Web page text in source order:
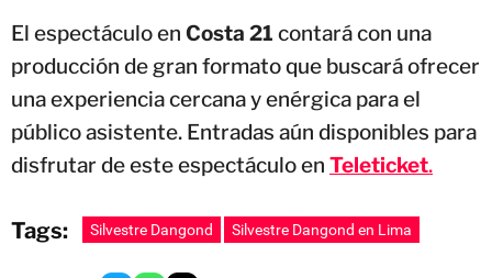
El espectáculo en Costa 21 contará con una
producción de gran formato que buscará ofrecer
una experiencia cercana y enérgica para el
público asistente. Entradas aún disponibles para
disfrutar de este espectáculo en Teleticket.
Tags: Silvestre Dangond Silvestre Dangond en Lima